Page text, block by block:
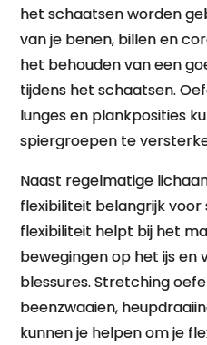
het schaatsen worden
van je benen, billen en
het behouden van een
tijdens het schaatsen.
lunges en plankposities
spiergroepen te
Naast regelmatige
flexibiliteit belangrijk voor
flexibiliteit helpt bij het
bewegingen op het ijs en
blessures. Stretching
beenzwaaien,
kunnen je helpen om je